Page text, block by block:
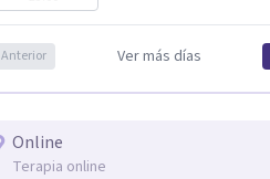
Anterior Ver más días
Online
Terapia online